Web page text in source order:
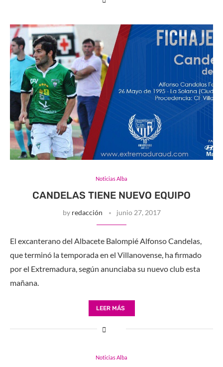
Noticias Alba
CANDELAS TIENE NUEVO EQUIPO
by redacción junio 27, 2017
El excanterano del Albacete Balompié Alfonso Candelas,
que terminó la temporada en el Villanovense, ha firmado
por el Extremadura, según anunciaba su nuevo club esta
mañana.
LEER MÁS
Noticias Alba